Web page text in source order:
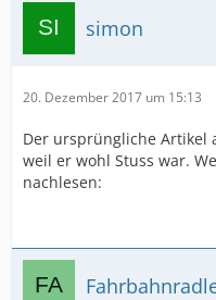
simon
20. Dezember 2017 um 15:13
Der ursprüngliche Artikel
weil er wohl Stuss war.
nachlesen: